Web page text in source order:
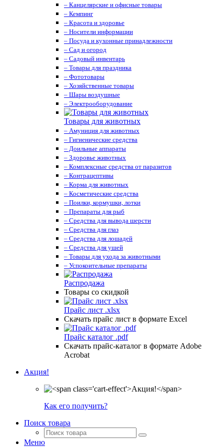
– Канцелярские и офисные товары
– Кемпинг
– Красота и здоровье
– Носители информации
– Посуда и кухонные принадлежности
– Сад и огород
– Садовый инвентарь
– Товары для праздника
– Фототовары
– Хозяйственные товары
– Шары воздушные
– Электрооборудование
Товары для животных
– Амуниция для животных
– Гигиенические средства
– Доильные аппараты
– Здоровье животных
– Комплексные средства от паразитов
– Контрацептивы
– Корма для животных
– Косметические средства
– Поилки, кормушки, лотки
– Препараты для рыб
– Средства для вывода шерсти
– Средства для глаз
– Средства для лошадей
– Средства для ушей
– Товары для ухода за животными
– Успокоительные препараты
Распродажа
Товары со скидкой
Прайс лист .xlsx
Скачать прайс лист в формате Excel
Прайс каталог .pdf
Скачать прайс-каталог в формате Adobe
Acrobat
Акция!
Как его получить?
Поиск товара
Меню